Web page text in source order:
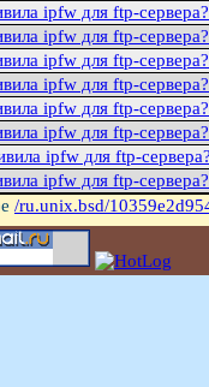
ipfw для ftp-сервера?
ipfw для ftp-сервера?
ipfw для ftp-сервера?
ipfw для ftp-сервера?
ipfw для ftp-сервера?
ipfw для ftp-сервера?
ipfw для ftp-
ipfw для ftp-сервера?
/ru.unix.bsd/